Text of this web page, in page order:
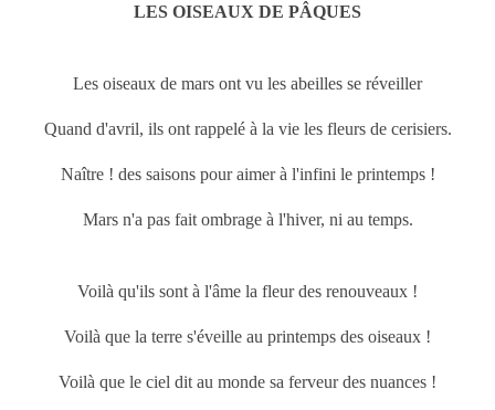
LES OISEAUX DE PÂQUES
Les oiseaux de mars ont vu les abeilles se réveiller
Quand d'avril, ils ont rappelé à la vie les fleurs de cerisiers.
Naître ! des saisons pour aimer à l'infini le printemps !
Mars n'a pas fait ombrage à l'hiver, ni au temps.
Voilà qu'ils sont à l'âme la fleur des renouveaux !
Voilà que la terre s'éveille au printemps des oiseaux !
Voilà que le ciel dit au monde sa ferveur des nuances !